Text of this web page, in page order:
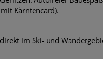
Kärntencard).
im Ski- und